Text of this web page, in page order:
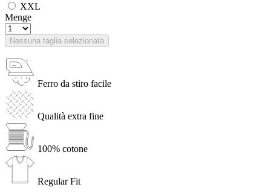
XXL
Menge
Nessuna taglia selezionata
Ferro da stiro facile
Qualità extra fine
100% cotone
Regular Fit